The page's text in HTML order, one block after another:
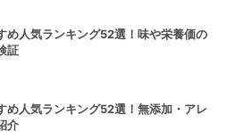
め人気ランキング52選！味や栄養価の
証
め人気ランキング52選！無添加・アレ
介